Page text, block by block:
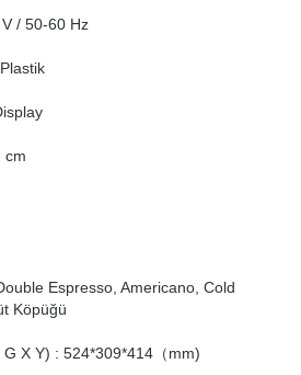
/ 50-60 Hz
cm
Espresso, Americano, Cold
Köpüğü
X Y) : 524*309*414（mm)